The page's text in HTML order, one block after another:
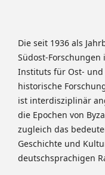
Die seit 1936 als
Südost-
Instituts für Ost-
historische
ist interdisziplinär
die Epochen von
zugleich das
Geschichte und
deutschsprachigen